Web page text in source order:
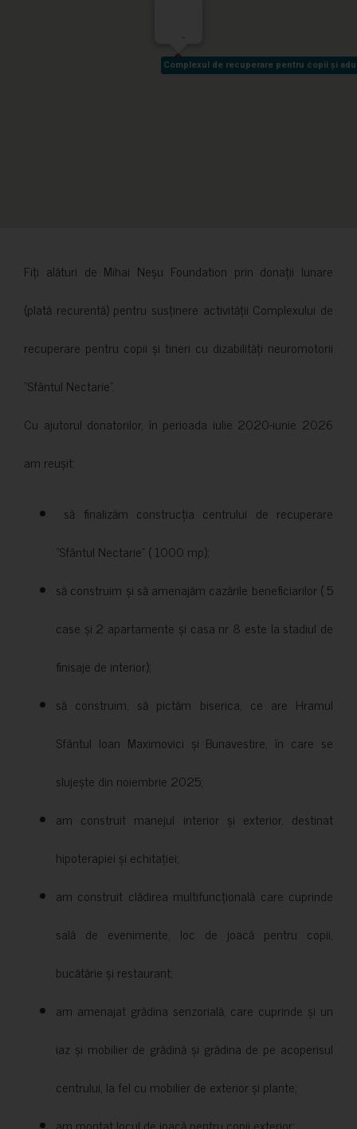
Complexul de recuperare pentru copii și
Complexul de recuperare pentru copii și
-
Fiți alături de Mihai Neșu Foundation prin donații lunare
(plată recurentă) pentru susținere activității Complexului de
recuperare pentru copii și tineri cu dizabilități neuromotorii
”Sfântul Nectarie”.
Cu ajutorul donatorilor, în perioada iulie 2020-iunie 2026
am reușit:
să finalizăm construcția centrului de recuperare
”Sfântul Nectarie” ( 1000 mp);
să construim și să amenajăm cazările beneficiarilor ( 5
case și 2 apartamente și casa nr 8 este la stadiul de
finisaje de interior);
să construim, să pictăm biserica, ce are Hramul
Sfântul Ioan Maximovici și Bunavestire, în care se
slujește din noiembrie 2025;
am construit manejul interior și exterior, destinat
hipoterapiei și echitației;
am construit clădirea multifuncțională care cuprinde
sală de evenimente, loc de joacă pentru copii,
bucătărie și restaurant;
am amenajat grădina senzorială, care cuprinde și un
iaz și mobilier de grădină și grădina de pe acoperisul
centrului, la fel cu mobilier de exterior și plante;